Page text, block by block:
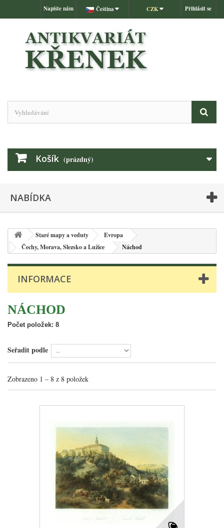
Přihlásit se
CZK
Čeština
Napište nám
Košík (prázdný)
NABÍDKA
Staré mapy a veduty
Evropa
Čechy, Morava, Slezsko a Lužice
Náchod
INFORMACE
NÁCHOD
Počet položek: 8
Seřadit podle
Zobrazeno 1 – 8 z 8 položek